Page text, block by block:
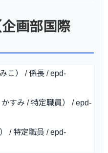
画部国際
） / 係長 / epd-
すみ / 特定職員） / epd-
/ 特定職員 / epd-